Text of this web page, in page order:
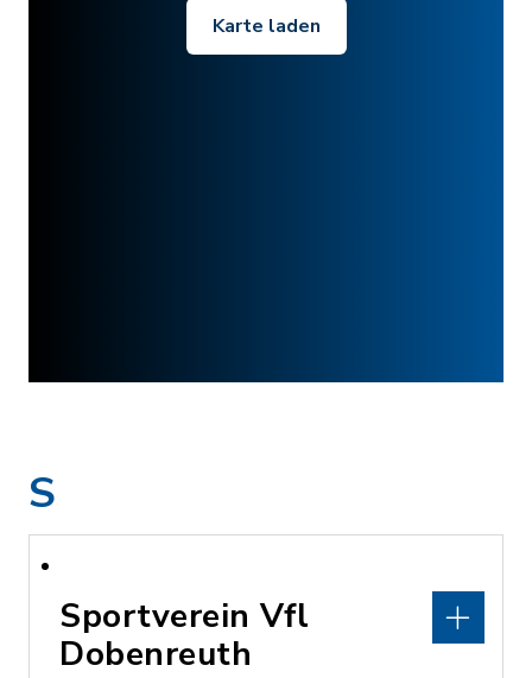
Karte laden
S
Sportverein Vfl
Dobenreuth